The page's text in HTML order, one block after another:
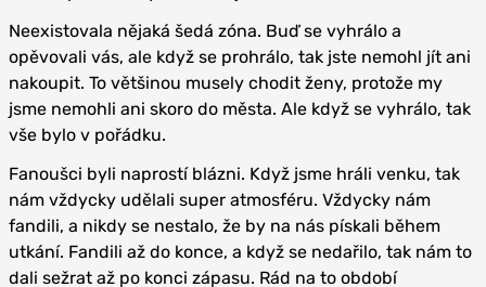
Neexistovala nějaká šedá zóna. Buď se vyhrálo a
opěvovali vás, ale když se prohrálo, tak jste nemohl jít ani
nakoupit. To většinou musely chodit ženy, protože my
jsme nemohli ani skoro do města. Ale když se vyhrálo, tak
vše bylo v pořádku.
Fanoušci byli naprostí blázni. Když jsme hráli venku, tak
nám vždycky udělali super atmosféru. Vždycky nám
fandili, a nikdy se nestalo, že by na nás pískali během
utkání. Fandili až do konce, a když se nedařilo, tak nám to
dali sežrat až po konci zápasu. Rád na to období